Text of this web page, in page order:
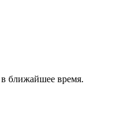
ближайшее время.